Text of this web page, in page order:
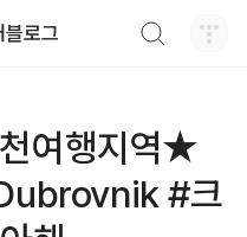
로그
여행지역★
#크